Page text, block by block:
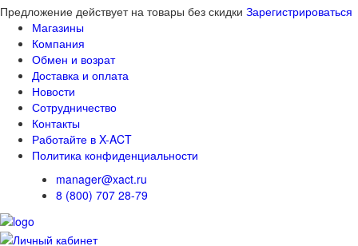
Предложение действует на товары без скидки Зарегистрироваться
Магазины
Компания
Обмен и возрат
Доставка и оплата
Новости
Сотрудничество
Контакты
Работайте в X-ACT
Политика конфиденциальности
manager@xact.ru
8 (800) 707 28-79